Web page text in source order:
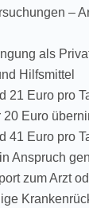
–
als
Hilfsmittel
21 Euro pro
Euro
41 Euro pro
Anspruch
zum Arzt